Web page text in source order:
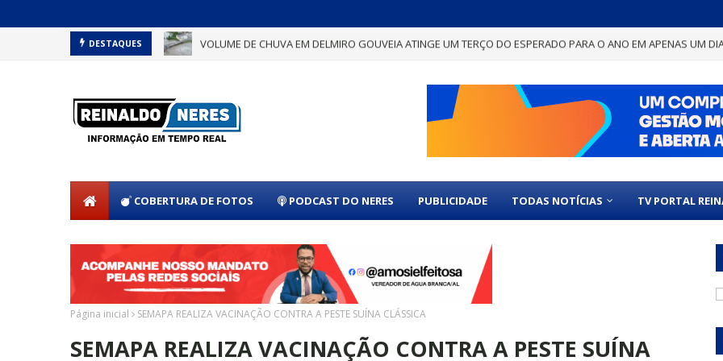
DESTAQUES VOLUME DE CHUVA EM DELMIRO GOUVEIA ATINGE UM TERÇO DO ESPERADO PARA O ANO EM APENAS UM
COBERTURA DE FOTOS PODCAST DO NERES PUBLICIDADE TODAS NOTÍCIAS TV PORTAL
Página inicial SEMAPA REALIZA VACINAÇÃO CONTRA A PESTE SUÍNA CLÁSSICA
SEMAPA REALIZA VACINAÇÃO CONTRA A PESTE SUÍNA